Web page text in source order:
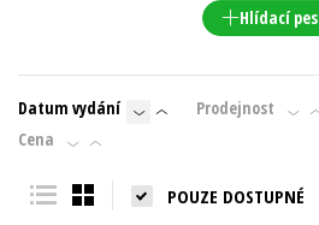
Hlídací pes
Datum vydání Prodejnost
Cena
POUZE DOSTUPNÉ